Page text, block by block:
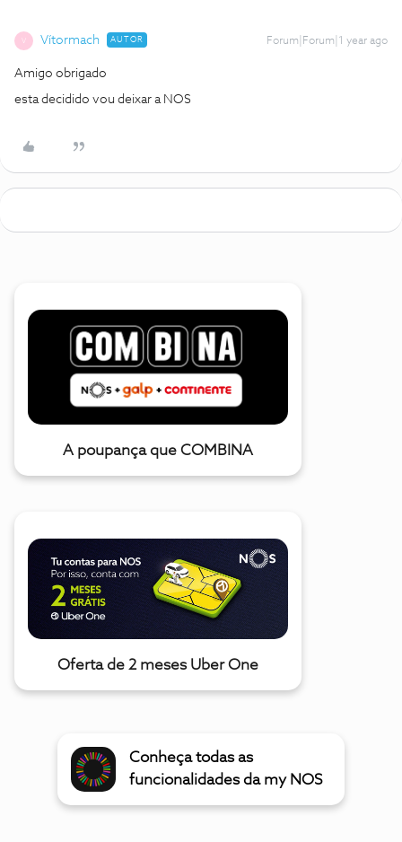
V Vítormach AUTOR Forum|Forum|1 year ago
Amigo obrigado
esta decidido vou deixar a NOS
A poupança que COMBINA
Oferta de 2 meses Uber One
Conheça todas as
funcionalidades da my NOS